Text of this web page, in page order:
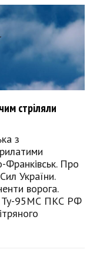
стріляли
з
Франківськ. Про
України.
ворога.
Ту-95МС ПКС РФ